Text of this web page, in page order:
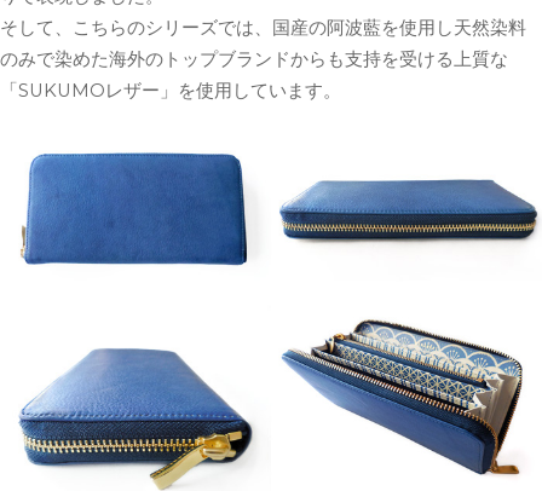
そして、こちらのシリーズでは、国産の阿波藍を使用し天然染料
のみで染めた海外のトップブランドからも支持を受ける上質な
「SUKUMOレザー」を使用しています。